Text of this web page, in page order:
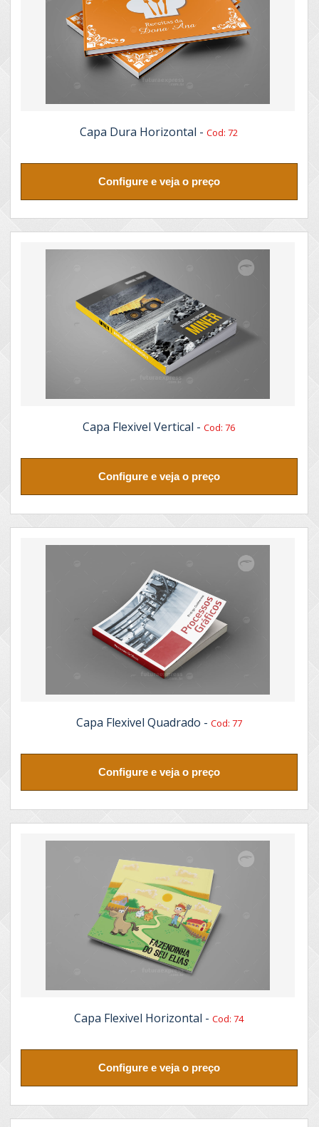
Capa Dura Horizontal -Cod: 72
Configure e veja o preço
Capa Flexivel Vertical -Cod: 76
Configure e veja o preço
Capa Flexivel Quadrado - Cod: 77
Configure e veja o preço
Capa Flexivel Horizontal -Cod: 74
Configure e veja o preço